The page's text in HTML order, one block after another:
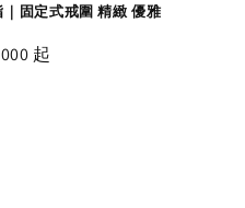
｜固定式戒圍 精緻 優雅
起